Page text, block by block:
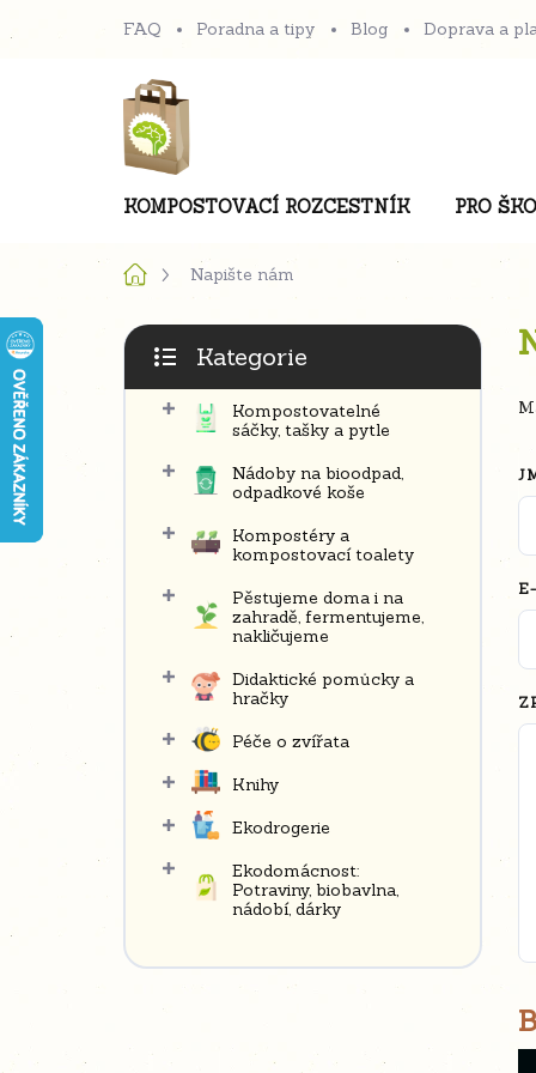
na
FAQ Poradna a tipy Blog Doprava a
KOMPOSTOVACÍ ROZCESTNÍK PRO
DomůNapište nám
P
s
Přeskočit
kategorie
Kategorie
Kompostovatelné
sáčky, tašky a pytle
Nádoby na bioodpad,
odpadkové koše
Kompostéry a
kompostovací toalety
Pěstujeme doma i na
zahradě, fermentujeme,
nakličujeme
Didaktické pomůcky a
hračky
Péče o zvířata
Knihy
Ekodrogerie
Ekodomácnost:
Potraviny, biobavlna,
nádobí, dárky